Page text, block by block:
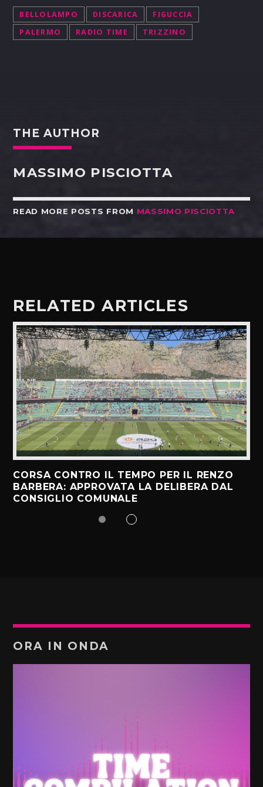
BELLOLAMPO DISCARICA
FIGUCCIA
PALERMO
RADIO TIME TRIZZINO
THE AUTHOR
MASSIMO PISCIOTTA
READ MORE POSTS FROM MASSIMO PISCIOTTA
RELATED ARTICLES
CORSA CONTRO IL TEMPO PER IL RENZO
BARBERA: APPROVATA LA DELIBERA DAL
CONSIGLIO COMUNALE
ORA IN ONDA